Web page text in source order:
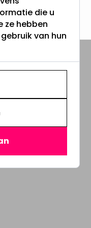
die u
ze hebben
van hun